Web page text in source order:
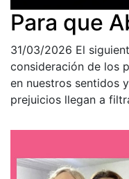
Para que
31/03/2026 El
consideración de los
en nuestros sentidos
prejuicios llegan a